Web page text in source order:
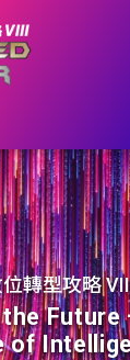
轉型攻略
Future
of